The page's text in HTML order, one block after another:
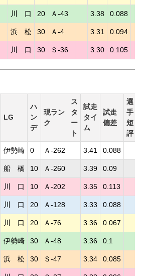
川 口 20 Ａ-43 3.38 0.088
浜 松 30 Ａ-4 3.31 0.094
川 口 30 Ｓ-36 3.30 0.105
LG
ハ
ン
デ
現ラン
ク
ス
タ
ー
ト
試走
タイ
ム
試走
偏差
選
手
短
評
伊勢崎 0 Ａ-262 3.41 0.088
船 橋 10 Ａ-260 3.39 0.09
川 口 10 Ａ-202 3.35 0.113
川 口 20 Ａ-128 3.33 0.088
川 口 20 Ａ-76 3.36 0.067
伊勢崎 30 Ａ-48 3.36 0.1
浜 松 30 Ｓ-47 3.34 0.085